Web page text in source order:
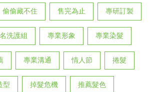
偷偷藏不住 售完為止 專研訂製
洗護組 專業形象 專業染髮
專業溝通 情人節 捲髮
型 掉髮危機 推薦髮色